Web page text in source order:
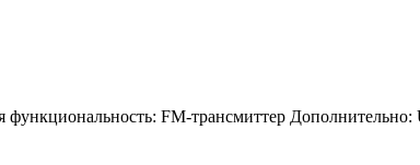
FM-трансмиттер Дополнительно: